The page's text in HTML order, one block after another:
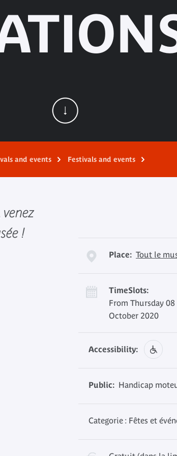
and events Festivals and events
!
Place: Tout le
TimeSlots:
From Thursday
October 2020
Accessibility:
Public: Handicap
Categorie : Fêtes et